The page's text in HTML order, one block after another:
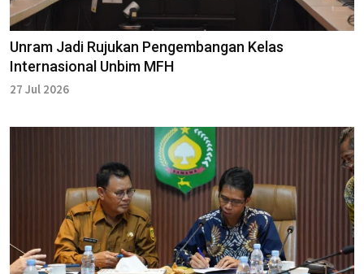
Unram Jadi Rujukan Pengembangan Kelas
Internasional Unbim MFH
27 Jul 2026